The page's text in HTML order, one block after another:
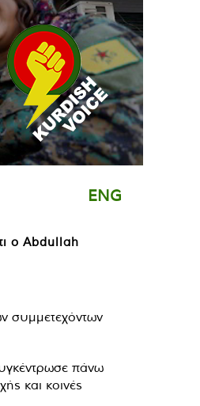
ENG
ο Abdullah
συμμετεχόντων
πάνω
και κοινές